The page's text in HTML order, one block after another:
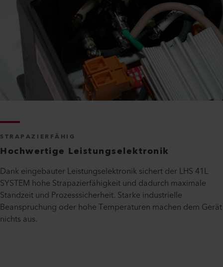
STRAPAZIERFÄHIG
Hochwertige Leistungselektronik
Dank eingebauter Leistungselektronik sichert der LHS 41L
SYSTEM hohe Strapazierfähigkeit und dadurch maximale
Standzeit und Prozesssicherheit. Starke industrielle
Beanspruchung oder hohe Temperaturen machen dem Gerät
nichts aus.